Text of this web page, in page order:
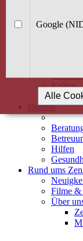
Kultur
Alle
Dienste
Hilfen
Rund ums
Filme &
Über
Google
Alle